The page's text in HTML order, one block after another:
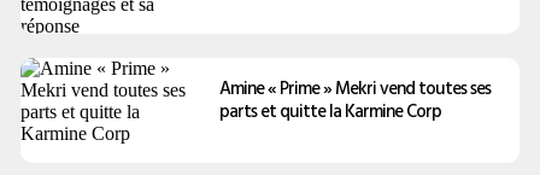
Amine « Prime » Mekri vend toutes ses
parts et quitte la Karmine Corp